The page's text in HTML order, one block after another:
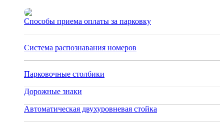
Способы приема оплаты за парковку
Система распознавания номеров
Парковочные столбики
Дорожные знаки
Автоматическая двухуровневая стойка